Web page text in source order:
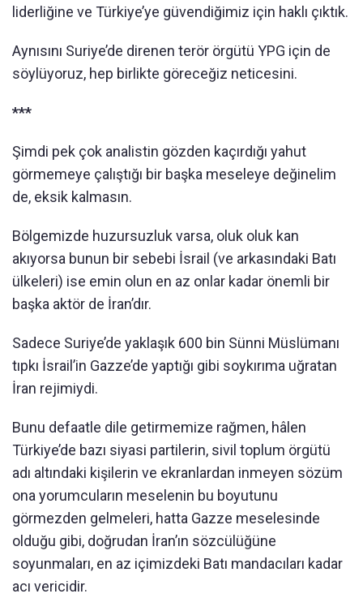
liderliğine ve Türkiye’ye güvendiğimiz için haklı çıktık.
Aynısını Suriye’de direnen terör örgütü YPG için de
söylüyoruz, hep birlikte göreceğiz neticesini.
***
Şimdi pek çok analistin gözden kaçırdığı yahut
görmemeye çalıştığı bir başka meseleye değinelim
de, eksik kalmasın.
Bölgemizde huzursuzluk varsa, oluk oluk kan
akıyorsa bunun bir sebebi İsrail (ve arkasındaki Batı
ülkeleri) ise emin olun en az onlar kadar önemli bir
başka aktör de İran’dır.
Sadece Suriye’de yaklaşık 600 bin Sünni Müslümanı
tıpkı İsrail’in Gazze’de yaptığı gibi soykırıma uğratan
İran rejimiydi.
Bunu defaatle dile getirmemize rağmen, hâlen
Türkiye’de bazı siyasi partilerin, sivil toplum örgütü
adı altındaki kişilerin ve ekranlardan inmeyen sözüm
ona yorumcuların meselenin bu boyutunu
görmezden gelmeleri, hatta Gazze meselesinde
olduğu gibi, doğrudan İran’ın sözcülüğüne
soyunmaları, en az içimizdeki Batı mandacıları kadar
acı vericidir.